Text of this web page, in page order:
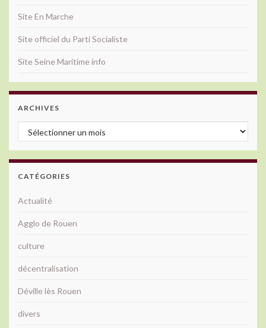
Site En Marche
Site officiel du Parti Socialiste
Site Seine Maritime info
ARCHIVES
Archives
CATÉGORIES
Actualité
Agglo de Rouen
culture
décentralisation
Déville lès Rouen
divers